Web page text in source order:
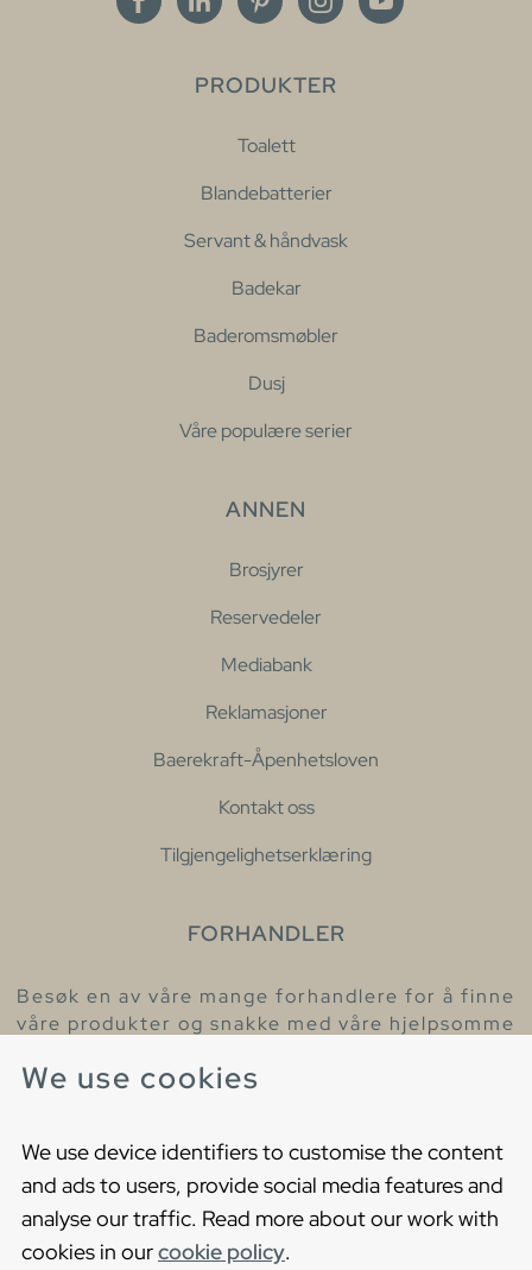
We use cookies
We use device identifiers to customise the content
and ads to users, provide social media features and
analyse our traffic. Read more about our work with
cookies in ourcookie policy.
PRODUKTER
Toalett
Blandebatterier
Servant & håndvask
Badekar
Baderomsmøbler
Dusj
Våre populære serier
ANNEN
Brosjyrer
Reservedeler
Mediabank
Reklamasjoner
Baerekraft-Åpenhetsloven
Kontakt oss
Tilgjengelighetserklæring
FORHANDLER
Besøk en av våre mange forhandlere for å finne
våre produkter og snakke med våre hjelpsomme